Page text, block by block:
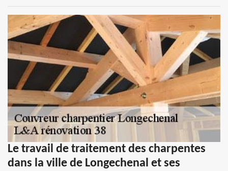
Le travail de traitement des charpentes
dans la ville de Longechenal et ses